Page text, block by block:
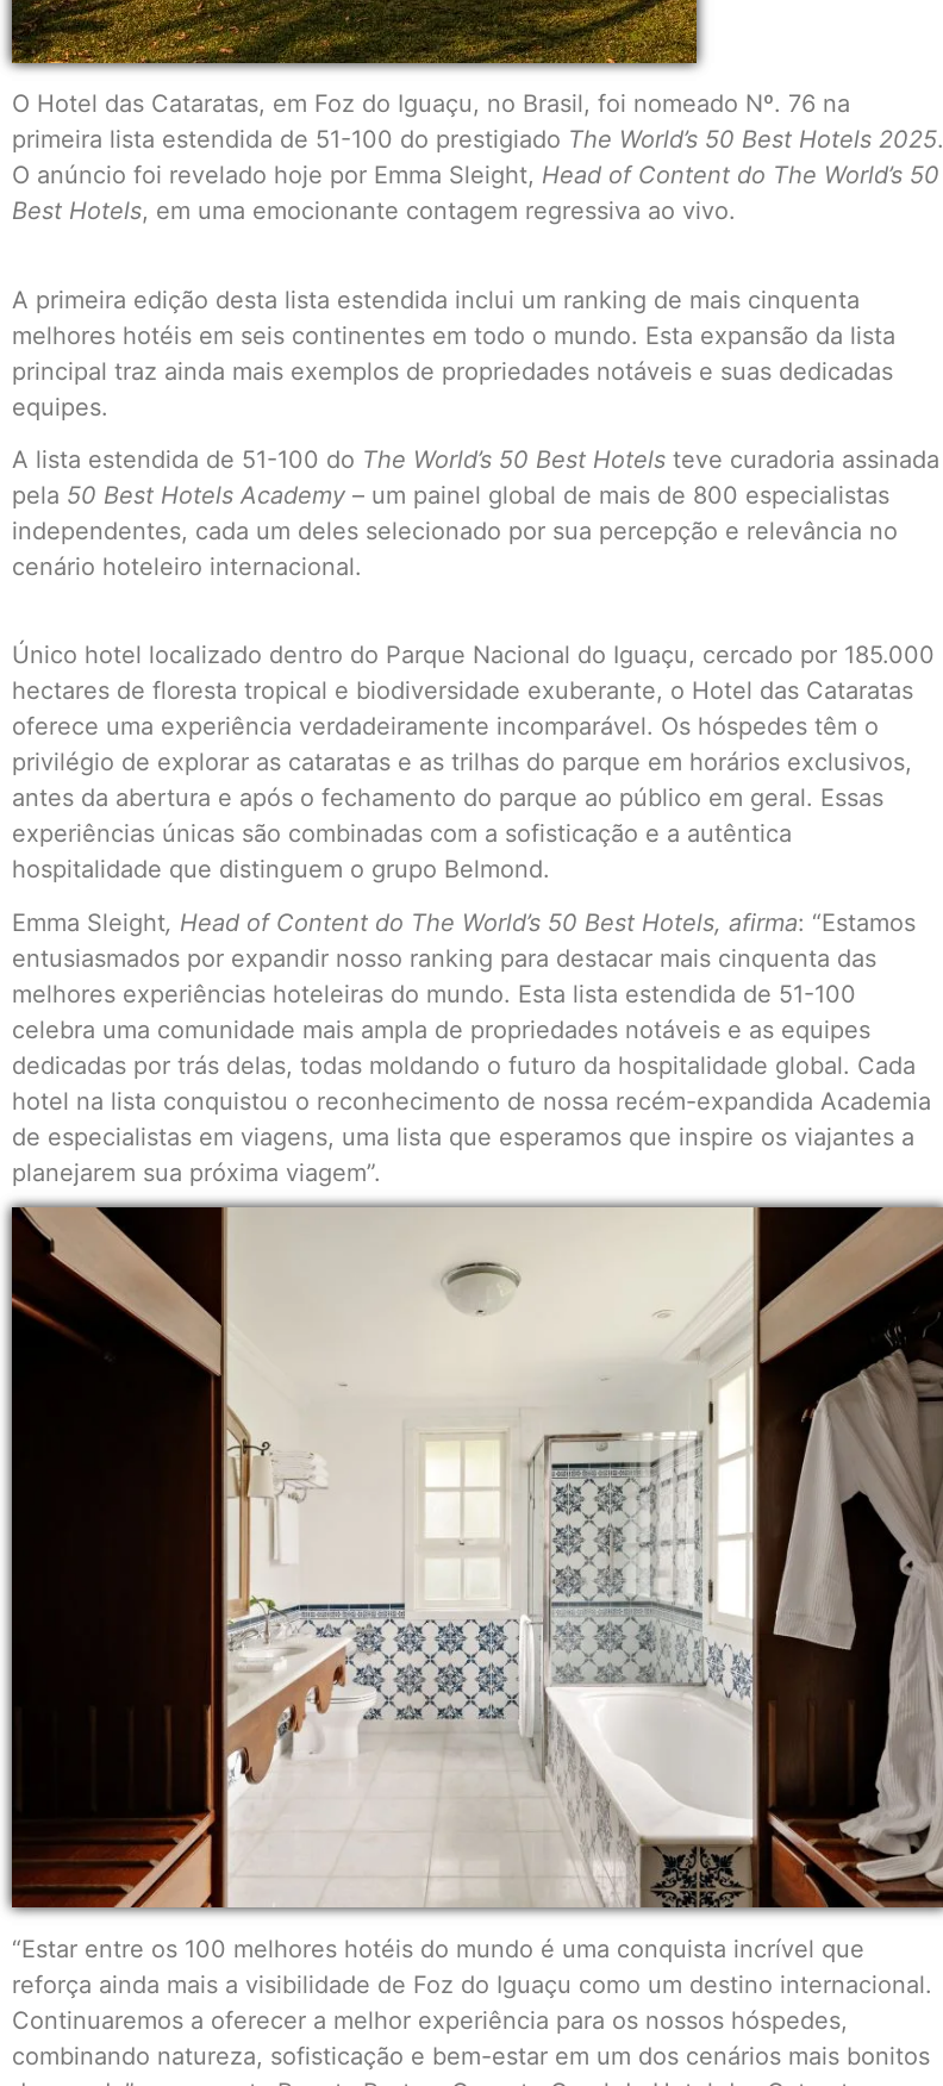
O Hotel das Cataratas, em Foz do Iguaçu, no Brasil, foi nomeado Nº. 76 na
primeira lista estendida de 51-100 do prestigiado The World’s 50 Best Hotels 2025.
O anúncio foi revelado hoje por Emma Sleight, Head of Content do The World’s 50
Best Hotels, em uma emocionante contagem regressiva ao vivo.
A primeira edição desta lista estendida inclui um ranking de mais cinquenta
melhores hotéis em seis continentes em todo o mundo. Esta expansão da lista
principal traz ainda mais exemplos de propriedades notáveis e suas dedicadas
equipes.
A lista estendida de 51-100 do The World’s 50 Best Hotels teve curadoria assinada
pela 50 Best Hotels Academy – um painel global de mais de 800 especialistas
independentes, cada um deles selecionado por sua percepção e relevância no
cenário hoteleiro internacional.
Único hotel localizado dentro do Parque Nacional do Iguaçu, cercado por 185.000
hectares de floresta tropical e biodiversidade exuberante, o Hotel das Cataratas
oferece uma experiência verdadeiramente incomparável. Os hóspedes têm o
privilégio de explorar as cataratas e as trilhas do parque em horários exclusivos,
antes da abertura e após o fechamento do parque ao público em geral. Essas
experiências únicas são combinadas com a sofisticação e a autêntica
hospitalidade que distinguem o grupo Belmond.
Emma Sleight, Head of Content do The World’s 50 Best Hotels, afirma: “Estamos
entusiasmados por expandir nosso ranking para destacar mais cinquenta das
melhores experiências hoteleiras do mundo. Esta lista estendida de 51-100
celebra uma comunidade mais ampla de propriedades notáveis e as equipes
dedicadas por trás delas, todas moldando o futuro da hospitalidade global. Cada
hotel na lista conquistou o reconhecimento de nossa recém-expandida Academia
de especialistas em viagens, uma lista que esperamos que inspire os viajantes a
planejarem sua próxima viagem”.
“Estar entre os 100 melhores hotéis do mundo é uma conquista incrível que
reforça ainda mais a visibilidade de Foz do Iguaçu como um destino internacional.
Continuaremos a oferecer a melhor experiência para os nossos hóspedes,
combinando natureza, sofisticação e bem-estar em um dos cenários mais bonitos